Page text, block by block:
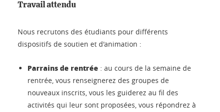
Travail attendu
Nous recrutons des étudiants pour différents
dispositifs de soutien et d'animation :
Parrains de rentrée : au cours de la semaine de
rentrée, vous renseignerez des groupes de
nouveaux inscrits, vous les guiderez au fil des
activités qui leur sont proposées, vous répondrez à